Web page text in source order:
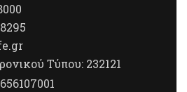
Τύπου: 232121